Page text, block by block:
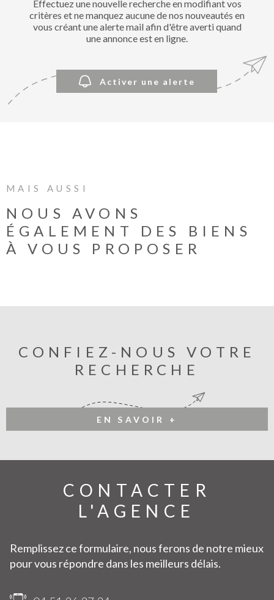
CHEZ
Effectuez une nouvelle recherche en modifiant vos
critères et ne manquez aucune de nos nouveautés en
vous créant une alerte mail afin d'être averti quand
une annonce est en ligne.
Activer une alerte
MAIS AUSSI
NOUS AVONS
ÉGALEMENT DES BIENS
À VOUS PROPOSER
CONFIEZ-NOUS VOTRE
RECHERCHE
EN SAVOIR +
CONTACTER
L'AGENCE
Remplissez ce formulaire, nous ferons de notre mieux
pour vous répondre dans les meilleurs délais.